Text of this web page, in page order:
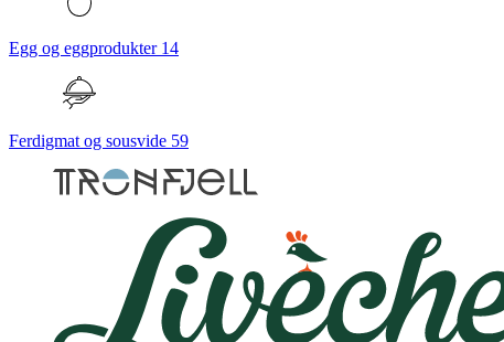
Egg og eggprodukter 14
Ferdigmat og sousvide 59